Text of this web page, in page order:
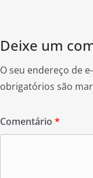
Deixe um
O seu endereço de
obrigatórios são
Comentário *